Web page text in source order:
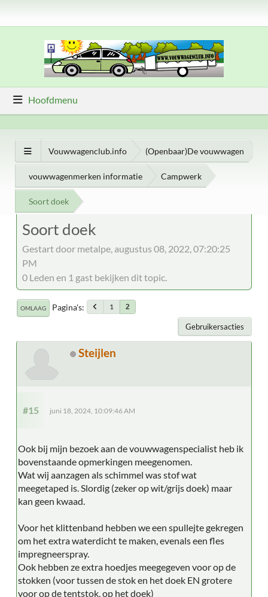
Hoofdmenu
Vouwwagenclub.info (Openbaar)De vouwwagen
vouwwagenmerken informatie Campwerk
Soort doek
Soort doek
Gestart door metalpe, augustus 08, 2022, 07:20:25
PM
0 Leden en 1 gast bekijken dit topic.
OMLAAG Pagina's 1 2
Gebruikersacties
Steijlen
#15 juni 18, 2024, 10:09:46 AM
Ook bij mijn bezoek aan de vouwwagenspecialist heb ik
bovenstaande opmerkingen meegenomen.
Wat wij aanzagen als schimmel was stof wat
meegetaped is. Slordig (zeker op wit/grijs doek) maar
kan geen kwaad.
Voor het klittenband hebben we een spullejte gekregen
om het extra waterdicht te maken, evenals een fles
impregneerspray.
Ook hebben ze extra hoedjes meegegeven voor op de
stokken (voor tussen de stok en het doek EN grotere
voor op de tentstok, op het doek)